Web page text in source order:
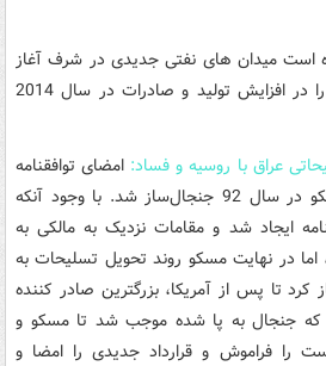
است میدان های نفتی جدیدی در شرف آغاز
استخراج نفتی بوده و کشور را در افزایش تولید و صادرات در سال 2014
عراق با روسیه و فساد: امضای توافقنامه
تسلیحاتی میان بغداد و مسکو در سال 92 جنجال‌ساز شد. با وجود آنکه
ایجاد شد و مقامات نزدیک به مالکی به
در نهایت مسکو روند تحویل تسلیحات به
را آغاز کرد تا پس از آمریکا، بزرگترین صادر کننده
که جنجال به پا شده موجب شد تا مسکو و
را فراموش و قرارداد جدیدی را امضا و